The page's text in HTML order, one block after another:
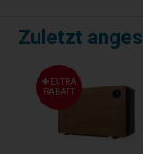
Zuletzt
EXTRA
RABATT